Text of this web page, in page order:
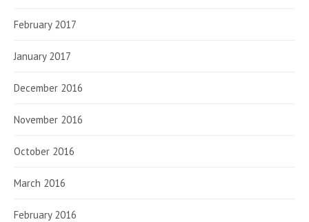
February 2017
January 2017
December 2016
November 2016
October 2016
March 2016
February 2016